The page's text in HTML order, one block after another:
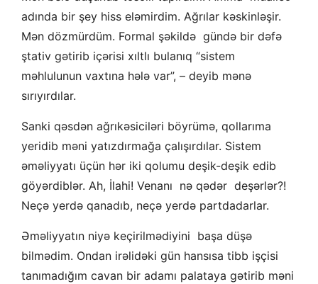
adında bir şey hiss eləmirdim. Ağrılar kəskinləşir.
Mən dözmürdüm. Formal şəkildə gündə bir dəfə
ştativ gətirib içərisi xıltlı bulanıq “sistem
məhlulunun vaxtına hələ var”, – deyib mənə
sırıyırdılar.
Sanki qəsdən ağrıkəsiciləri böyrümə, qollarıma
yeridib məni yatızdırmağa çalışırdılar. Sistem
əməliyyatı üçün hər iki qolumu deşik-deşik edib
göyərdiblər. Ah, İlahi! Venanı nə qədər deşərlər?!
Neçə yerdə qanadıb, neçə yerdə partdadarlar.
Əməliyyatın niyə keçirilmədiyini başa düşə
bilmədim. Ondan irəlidəki gün hansısa tibb işçisi
tanımadığım cavan bir adamı palataya gətirib məni